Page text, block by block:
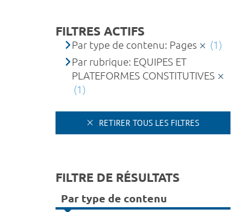
FILTRES ACTIFS
Par type de contenu: Pages
(1)
Par rubrique: EQUIPES ET
PLATEFORMES CONSTITUTIVES
(1)
RETIRER TOUS LES FILTRES
FILTRE DE RÉSULTATS
Par type de contenu